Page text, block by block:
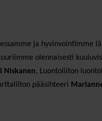
ja hyvinvointimme
olennaisesti
Niskanen, Luontoliiton
pääsihteeri